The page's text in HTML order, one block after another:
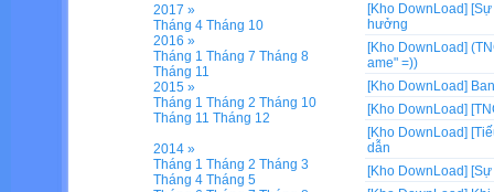
[Kho DownLoad]
hưởng
[Kho DownLoad]
ame" =))
[Kho DownLoad]
[Kho DownLoad]
[Kho DownLoad]
dẫn
[Kho DownLoad]
2017 »
Tháng 4 Tháng 10
2016 »
Tháng 1 Tháng 7 Tháng 8
Tháng 11
2015 »
Tháng 1 Tháng 2 Tháng 10
Tháng 11 Tháng 12
2014 »
Tháng 1 Tháng 2 Tháng 3
Tháng 4 Tháng 5